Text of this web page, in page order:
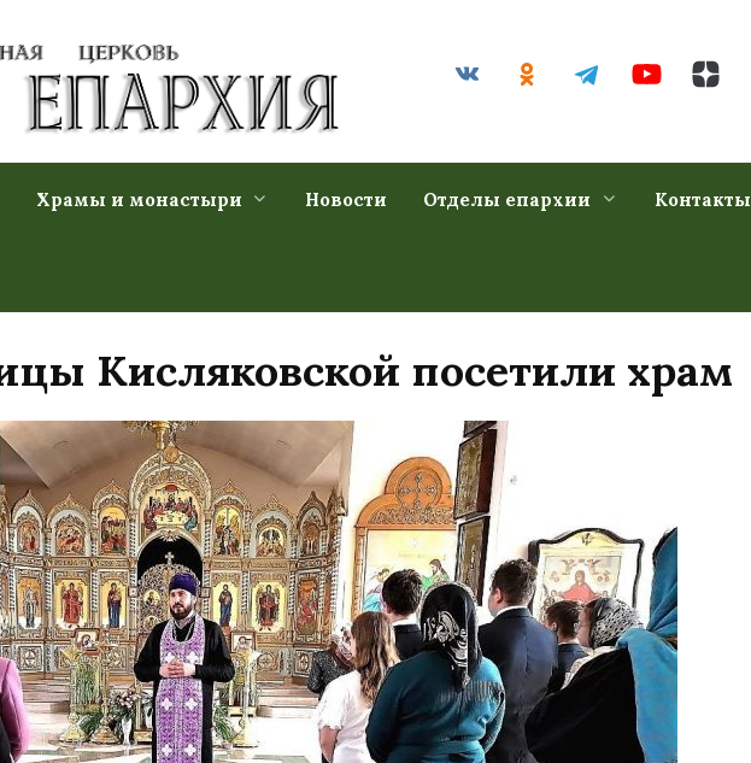
Храмы и монастыри Новости Отделы епархии Контакты
Кисляковской посетили храм